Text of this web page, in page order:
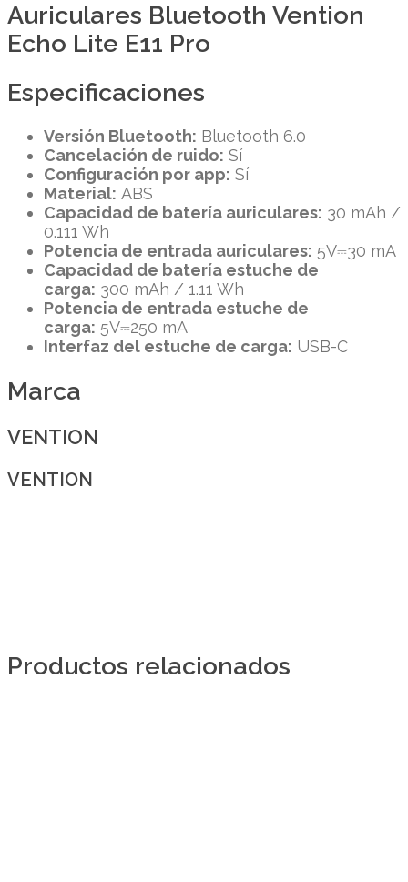
Auriculares Bluetooth Vention
Echo Lite E11 Pro
Especificaciones
Versión Bluetooth: Bluetooth 6.0
Cancelación de ruido: Sí
Configuración por app: Sí
Material: ABS
Capacidad de batería auriculares: 30 mAh /
0.111 Wh
Potencia de entrada auriculares: 5V⎓30 mA
Capacidad de batería estuche de
carga: 300 mAh / 1.11 Wh
Potencia de entrada estuche de
carga: 5V⎓250 mA
Interfaz del estuche de carga: USB-C
Marca
VENTION
VENTION
Productos relacionados